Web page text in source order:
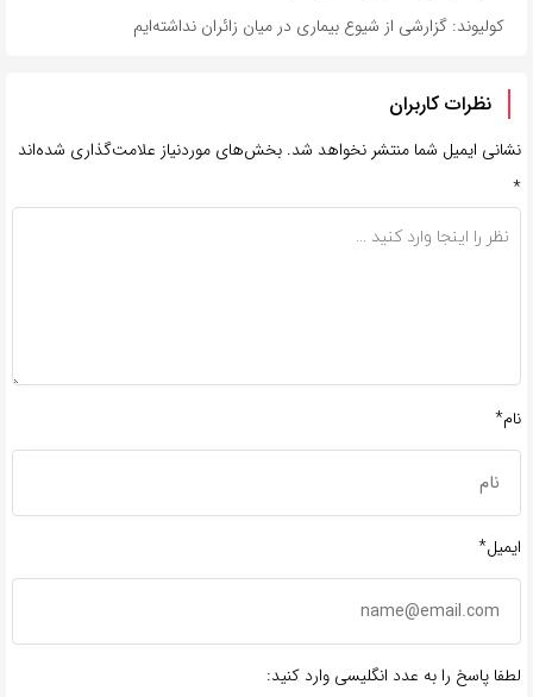
کولیوند: گزارشی از شیوع بیماری در میان زائران نداشته‌ایم
نظرات کاربران
نشانی ایمیل شما منتشر نخواهد شد. بخش‌های موردنیاز علامت‌گذاری شده‌اند
*
نام*
ایمیل*
لطفا پاسخ را به عدد انگلیسی وارد کنید: